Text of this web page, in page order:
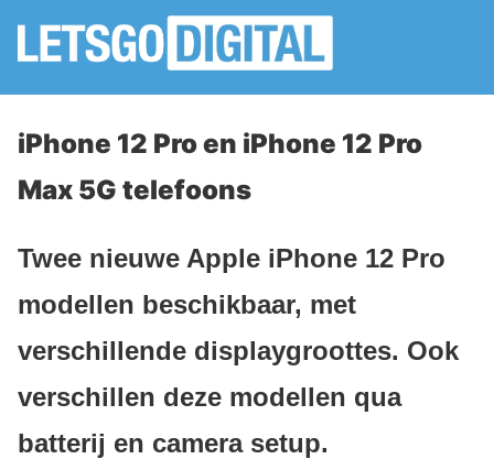
iPhone 12 Pro en iPhone 12 Pro
Max 5G telefoons
Twee nieuwe Apple iPhone 12 Pro
modellen beschikbaar, met
verschillende displaygroottes. Ook
verschillen deze modellen qua
batterij en camera setup.